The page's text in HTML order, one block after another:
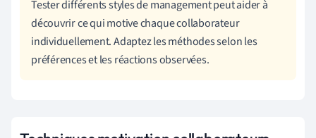
Tester différents styles de management peut aider à
découvrir ce qui motive chaque collaborateur
individuellement. Adaptez les méthodes selon les
préférences et les réactions observées.